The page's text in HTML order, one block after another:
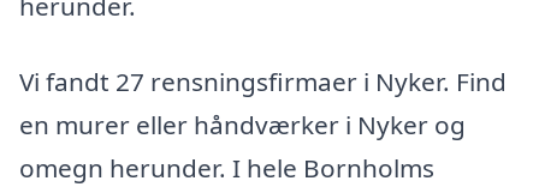
Vi fandt 27 rensningsfirmaer i Nyker. Find
en murer eller håndværker i Nyker og
omegn herunder. I hele Bornholms